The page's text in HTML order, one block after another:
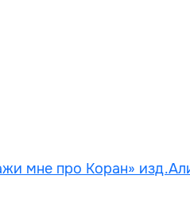
мне про Коран»